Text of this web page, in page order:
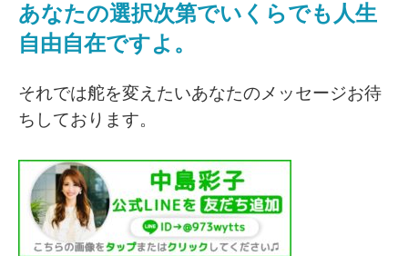
あなたの選択次第でいくらでも人生
自由自在ですよ。
それでは舵を変えたいあなたのメッセージお待
ちしております。